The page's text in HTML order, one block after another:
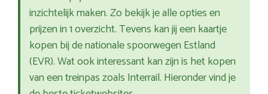
inzichtelijk maken. Zo bekijk je alle opties en
prijzen in 1 overzicht. Tevens kan jij een kaartje
kopen bij de nationale spoorwegen Estland
(EVR). Wat ook interessant kan zijn is het kopen
van een treinpas zoals Interrail. Hieronder vind je